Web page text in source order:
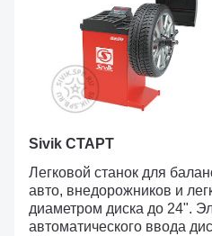
Sivik СТАРТ
Легковой станок для
авто, внедорожников и
диаметром диска до 24".
автоматического ввода